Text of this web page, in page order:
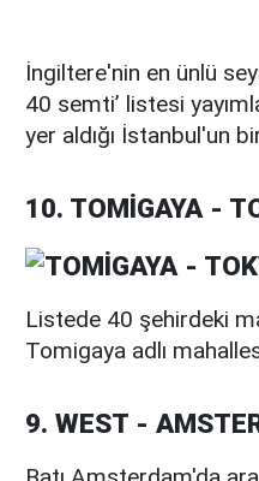
İngiltere'nin en ünlü
40 semti’ listesi
yer aldığı İstanbul'un
10. TOMİGAYA -
Listede 40 şehirdeki
Tomigaya adlı
9. WEST -